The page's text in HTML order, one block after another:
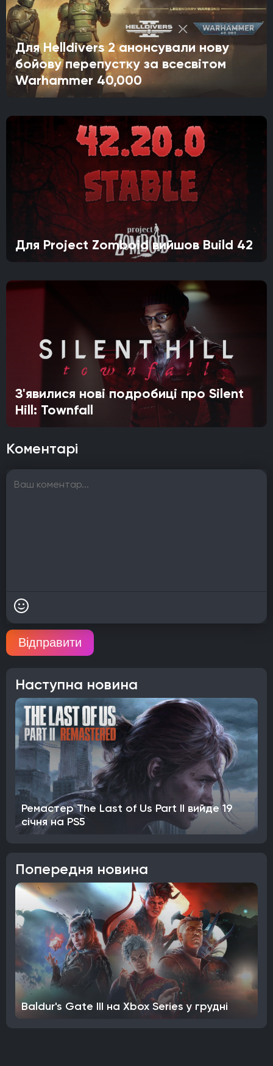
Для Helldivers 2 анонсували нову
бойову перепустку за всесвітом
Warhammer 40,000
Для Project Zomboid вийшов Build 42
З'явилися нові подробиці про Silent
Hill: Townfall
Коментарі
Відправити
Наступна новина
Ремастер The Last of Us Part II вийде 19
січня на PS5
Попередня новина
Baldur's Gate III на Xbox Series у грудні